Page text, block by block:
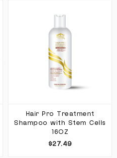
Hair Pro Treatment
Shampoo with Stem Cells
16OZ
$27.49